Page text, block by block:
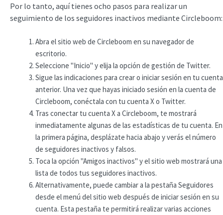
Por lo tanto, aquí tienes ocho pasos para realizar un
seguimiento de los seguidores inactivos mediante Circleboom:
Abra el sitio web de Circleboom en su navegador de
escritorio.
Seleccione "Inicio" y elija la opción de gestión de Twitter.
Sigue las indicaciones para crear o iniciar sesión en tu cuenta
anterior. Una vez que hayas iniciado sesión en la cuenta de
Circleboom, conéctala con tu cuenta X o Twitter.
Tras conectar tu cuenta X a Circleboom, te mostrará
inmediatamente algunas de las estadísticas de tu cuenta. En
la primera página, desplázate hacia abajo y verás el número
de seguidores inactivos y falsos.
Toca la opción "Amigos inactivos" y el sitio web mostrará una
lista de todos tus seguidores inactivos.
Alternativamente, puede cambiar a la pestaña Seguidores
desde el menú del sitio web después de iniciar sesión en su
cuenta. Esta pestaña te permitirá realizar varias acciones